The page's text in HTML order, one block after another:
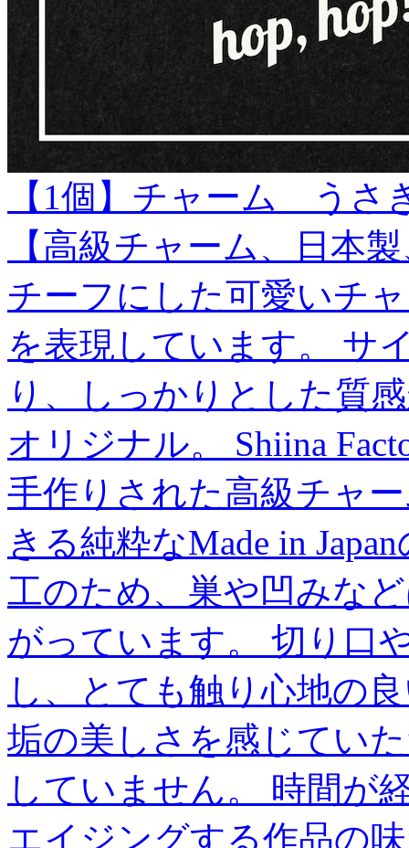
【1個】チャーム うさ
【高級チャーム、日本
チーフにした可愛いチ
を表現しています。 サ
り、しっかりとした質
オリジナル。 Shiina
手作りされた高級チャ
きる純粋なMade in
工のため、巣や凹みな
がっています。 切り口
し、とても触り心地の
垢の美しさを感じてい
していません。 時間が
エイジングする作品の